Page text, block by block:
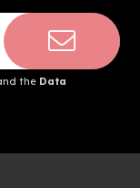
the Data